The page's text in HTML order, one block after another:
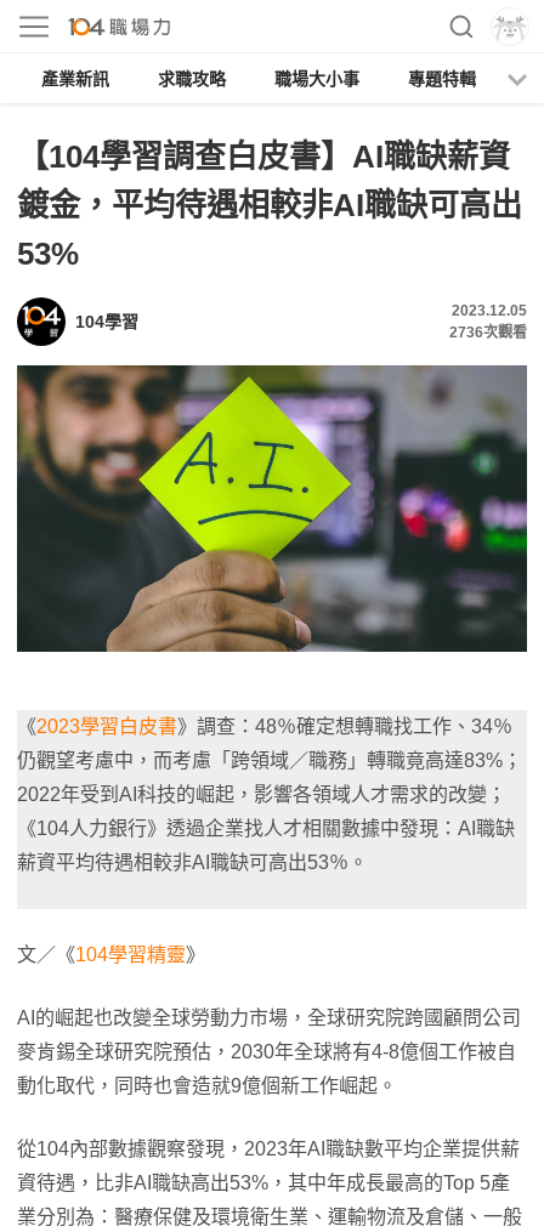
產業新訊 求職攻略 職場大小事 專題特輯
【104學習調查白皮書】AI職缺薪資
鍍金，平均待遇相較非AI職缺可高出
53%
104學習
2023.12.05
2736次觀看
《2023學習白皮書》調查：48％確定想轉職找工作、34％
仍觀望考慮中，而考慮「跨領域／職務」轉職竟高達83%；
2022年受到AI科技的崛起，影響各領域人才需求的改變；
《104人力銀行》透過企業找人才相關數據中發現：AI職缺
薪資平均待遇相較非AI職缺可高出53％。
文／《104學習精靈》
AI的崛起也改變全球勞動力市場，全球研究院跨國顧問公司
麥肯錫全球研究院預估，2030年全球將有4-8億個工作被自
動化取代，同時也會造就9億個新工作崛起。
從104內部數據觀察發現，2023年AI職缺數平均企業提供薪
資待遇，比非AI職缺高出53%，其中年成長最高的Top 5產
業分別為：醫療保健及環境衛生業、運輸物流及倉儲、一般